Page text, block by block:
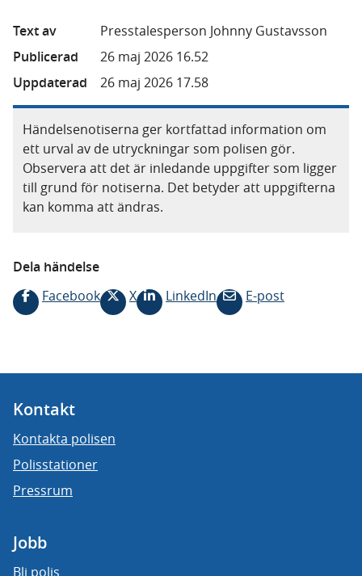
Text av
Presstalesperson Johnny Gustavsson
Publicerad
26 maj 2026 16.52
Uppdaterad
26 maj 2026 17.58
Händelsenotiserna ger kortfattad information om
ett urval av de utryckningar som polisen gör.
Observera att det är inledande uppgifter som ligger
till grund för notiserna. Det betyder att uppgifterna
kan komma att ändras.
Dela händelse
Facebook
X LinkedIn E-post
Kontakt
Kontakta polisen
Polisstationer
Pressrum
Jobb
Bli polis